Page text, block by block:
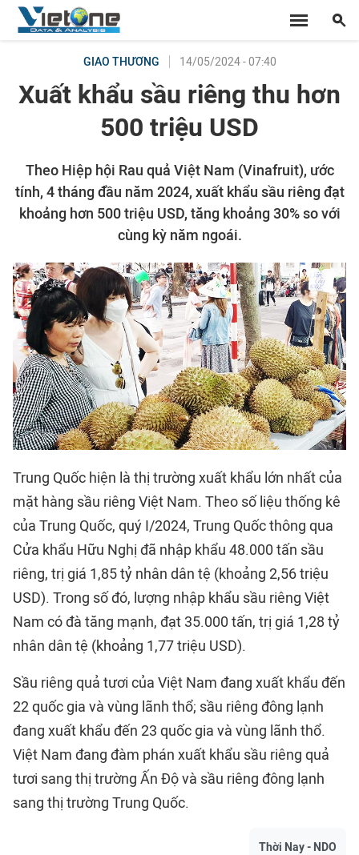
GIAO THƯƠNG 14/05/2024 - 07:40
Xuất khẩu sầu riêng thu hơn
500 triệu USD
Theo Hiệp hội Rau quả Việt Nam (Vinafruit), ước
tính, 4 tháng đầu năm 2024, xuất khẩu sầu riêng đạt
khoảng hơn 500 triệu USD, tăng khoảng 30% so với
cùng kỳ năm ngoái.
Trung Quốc hiện là thị trường xuất khẩu lớn nhất của
mặt hàng sầu riêng Việt Nam. Theo số liệu thống kê
của Trung Quốc, quý I/2024, Trung Quốc thông qua
Cửa khẩu Hữu Nghị đã nhập khẩu 48.000 tấn sầu
riêng, trị giá 1,85 tỷ nhân dân tệ (khoảng 2,56 triệu
USD). Trong số đó, lượng nhập khẩu sầu riêng Việt
Nam có đà tăng mạnh, đạt 35.000 tấn, trị giá 1,28 tỷ
nhân dân tệ (khoảng 1,77 triệu USD).
Sầu riêng quả tươi của Việt Nam đang xuất khẩu đến
22 quốc gia và vùng lãnh thổ; sầu riêng đông lạnh
đang xuất khẩu đến 23 quốc gia và vùng lãnh thổ.
Việt Nam đang đàm phán xuất khẩu sầu riêng quả
tươi sang thị trường Ấn Độ và sầu riêng đông lạnh
sang thị trường Trung Quốc.
Thời Nay - NDO